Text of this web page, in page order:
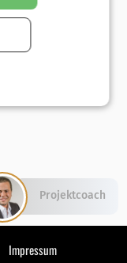
Impressum
Projektcoach